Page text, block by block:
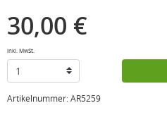
30,00 €
inkl. MwSt.
Artikelnummer: AR5259